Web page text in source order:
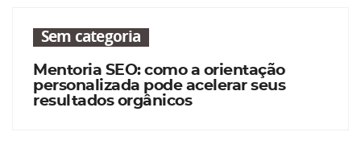
Sem categoria
Mentoria SEO: como a orientação
personalizada pode acelerar seus
resultados orgânicos